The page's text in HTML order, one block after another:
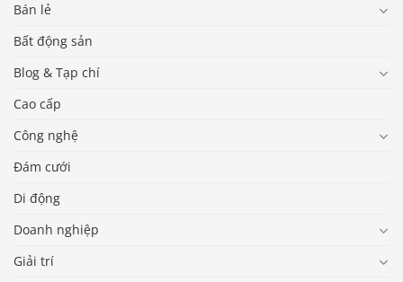
Bán lẻ
Bất động sản
Blog & Tạp chí
Cao cấp
Công nghệ
Đám cưới
Di động
Doanh nghiệp
Giải trí